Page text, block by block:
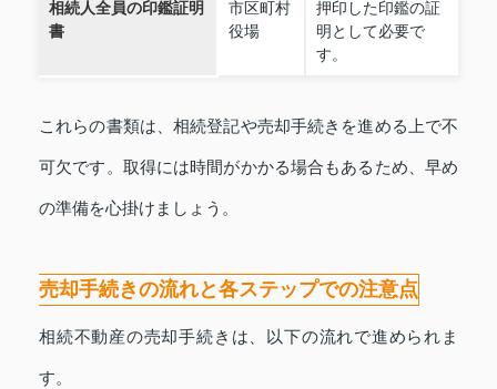
相続人全員の印鑑証明
書
市区町村
役場
押印した印鑑の証
明として必要で
す。
これらの書類は、相続登記や売却手続きを進める上で不
可欠です。取得には時間がかかる場合もあるため、早め
の準備を心掛けましょう。
売却手続きの流れと各ステップでの注意点
相続不動産の売却手続きは、以下の流れで進められま
す。